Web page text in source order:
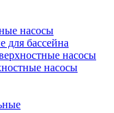
насосы
для бассейна
насосы
насосы